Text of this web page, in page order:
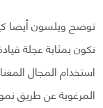
توضح ويلسون أيضا
تكون بمثابة عجلة
استخدام المجال
المرغوبة عن طريق